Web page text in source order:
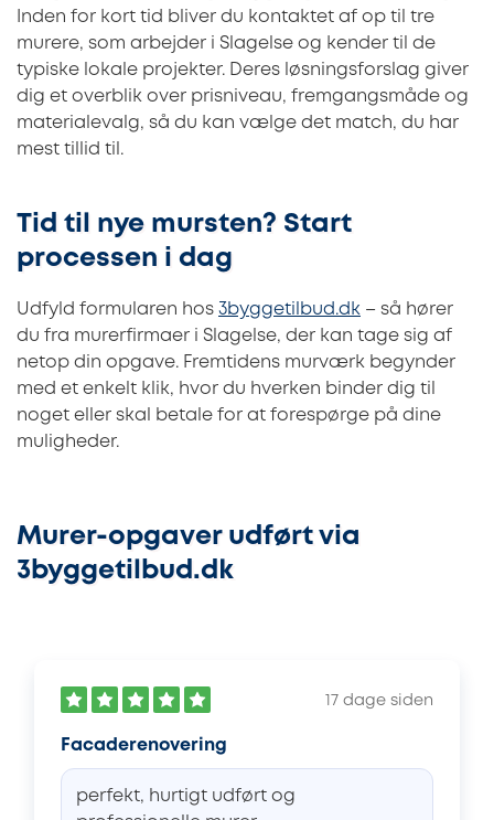
Inden for kort tid bliver du kontaktet af op til tre
murere, som arbejder i Slagelse og kender til de
typiske lokale projekter. Deres løsningsforslag giver
dig et overblik over prisniveau, fremgangsmåde og
materialevalg, så du kan vælge det match, du har
mest tillid til.
Tid til nye mursten? Start
processen i dag
Udfyld formularen hos 3byggetilbud.dk – så hører
du fra murerfirmaer i Slagelse, der kan tage sig af
netop din opgave. Fremtidens murværk begynder
med et enkelt klik, hvor du hverken binder dig til
noget eller skal betale for at forespørge på dine
muligheder.
Murer-opgaver udført via
3byggetilbud.dk
17 dage siden
Facaderenovering
perfekt, hurtigt udført og